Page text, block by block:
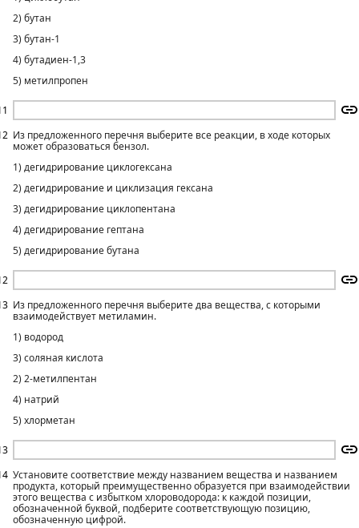
2) бутан
3) бутан-1
4) бутадиен-1,3
5) метилпропен
Из предложенного перечня выберите все реакции, в ходе которых
может образоваться бензол.
1) дегидрирование циклогексана
2) дегидрирование и циклизация гексана
3) дегидрирование циклопентана
4) дегидрирование гептана
5) дегидрирование бутана
Из предложенного перечня выберите два вещества, с которыми
взаимодействует метиламин.
1) водород
3) соляная кислота
2) 2-метилпентан
4) натрий
5) хлорметан
Установите соответствие между названием вещества и названием
продукта, который преимущественно образуется при взаимодействии
этого вещества с избытком хлороводорода: к каждой позиции,
обозначенной буквой, подберите соответствующую позицию,
обозначенную цифрой.